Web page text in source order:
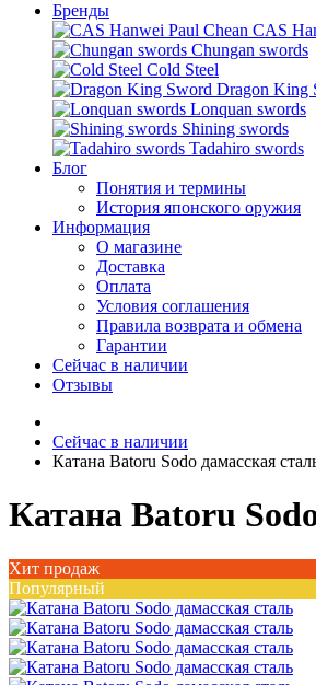
Бренды
CAS
Chungan swords
Cold Steel
Dragon King
Lonquan swords
Shining swords
Tadahiro swords
Блог
Понятия и термины
История японского оружия
Информация
О магазине
Доставка
Оплата
Условия соглашения
Правила возврата и обмена
Гарантии
Сейчас в наличии
Отзывы
Сейчас в наличии
Катана Batoru Sodo дамасская
Катана Batoru
Хит продаж
Популярный